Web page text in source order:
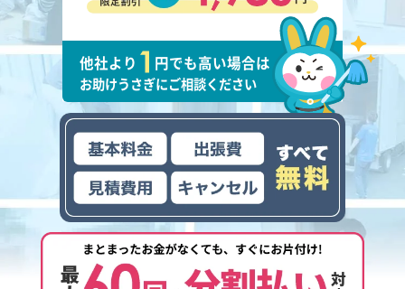
他社より 円でも高い場合は
お助けうさぎにご相談ください